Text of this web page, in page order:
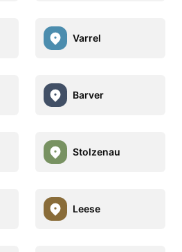
Varrel
Barver
Stolzenau
Leese